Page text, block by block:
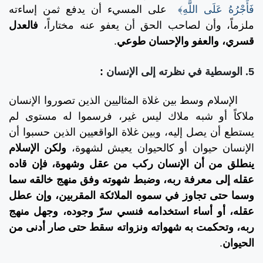
فَأَجْرُهُ عَلَى اللَّهِ﴾
على المسيء أن يدفع ثمن إساءته
ملزماً، وأن لصاحب الحق أن يعفو عنه مختاراً، فالعدل
قسري، والعفو والإحسان طوعي.
5. الوسطية في نظرته إلى الإنسان :
الإسلام وسط بين غلاة المثاليين الذين تصوروا الإنسان
ملاكاً أو شبه ملاك ليس غير، فرسموا له مستوى لم
يستطع أن يصل إليه، وبين غلاة الواقعيين الذين حسبوا أن
الإنسان حيوان أو كالحيوان يعيش لشهوة، ولكن الإسلام
ينطلق من أن الإنسان ركب من عقل وشهوة، فإن قاده
عقله إلى معرفة ربه، وضبط شهوته وفق منهج خالقه سما
وسما حتى تجاوز في سموه الملائكة المقربين، وإن عطل
عقله، أو أساء استخدامه فنسي سرّ وجوده، وجهل منهج
ربه، وتحكمت به شهواته ونزواته سقط حتى صار أدنى من
الحيوان.